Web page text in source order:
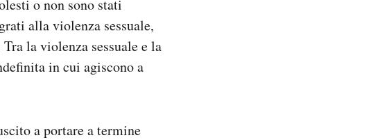
o non sono stati
alla violenza sessuale,
la violenza sessuale e la
in cui agiscono a
a portare a termine